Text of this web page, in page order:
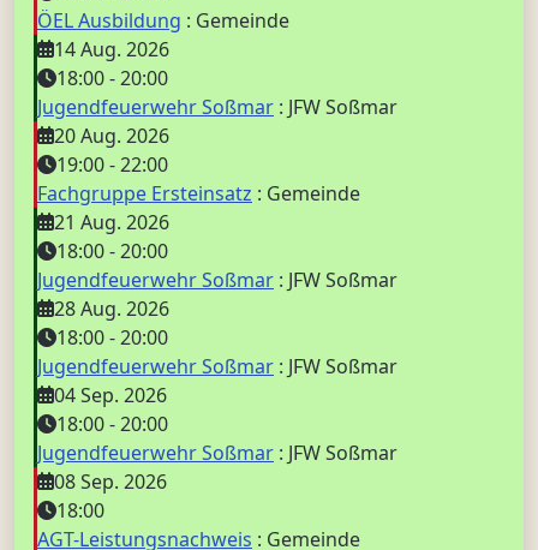
ÖEL Ausbildung : Gemeinde
14 Aug. 2026
18:00-20:00
Jugendfeuerwehr Soßmar : JFW Soßmar
20 Aug. 2026
19:00-22:00
Fachgruppe Ersteinsatz : Gemeinde
21 Aug. 2026
18:00-20:00
Jugendfeuerwehr Soßmar : JFW Soßmar
28 Aug. 2026
18:00-20:00
Jugendfeuerwehr Soßmar : JFW Soßmar
04 Sep. 2026
18:00-20:00
Jugendfeuerwehr Soßmar : JFW Soßmar
08 Sep. 2026
18:00
AGT-Leistungsnachweis : Gemeinde